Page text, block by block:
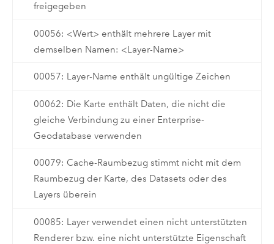
freigegeben
00056: <Wert> enthält mehrere Layer mit
demselben Namen: <Layer-Name>
00057: Layer-Name enthält ungültige Zeichen
00062: Die Karte enthält Daten, die nicht die
gleiche Verbindung zu einer Enterprise-
Geodatabase verwenden
00079: Cache-Raumbezug stimmt nicht mit dem
Raumbezug der Karte, des Datasets oder des
Layers überein
00085: Layer verwendet einen nicht unterstützten
Renderer bzw. eine nicht unterstützte Eigenschaft